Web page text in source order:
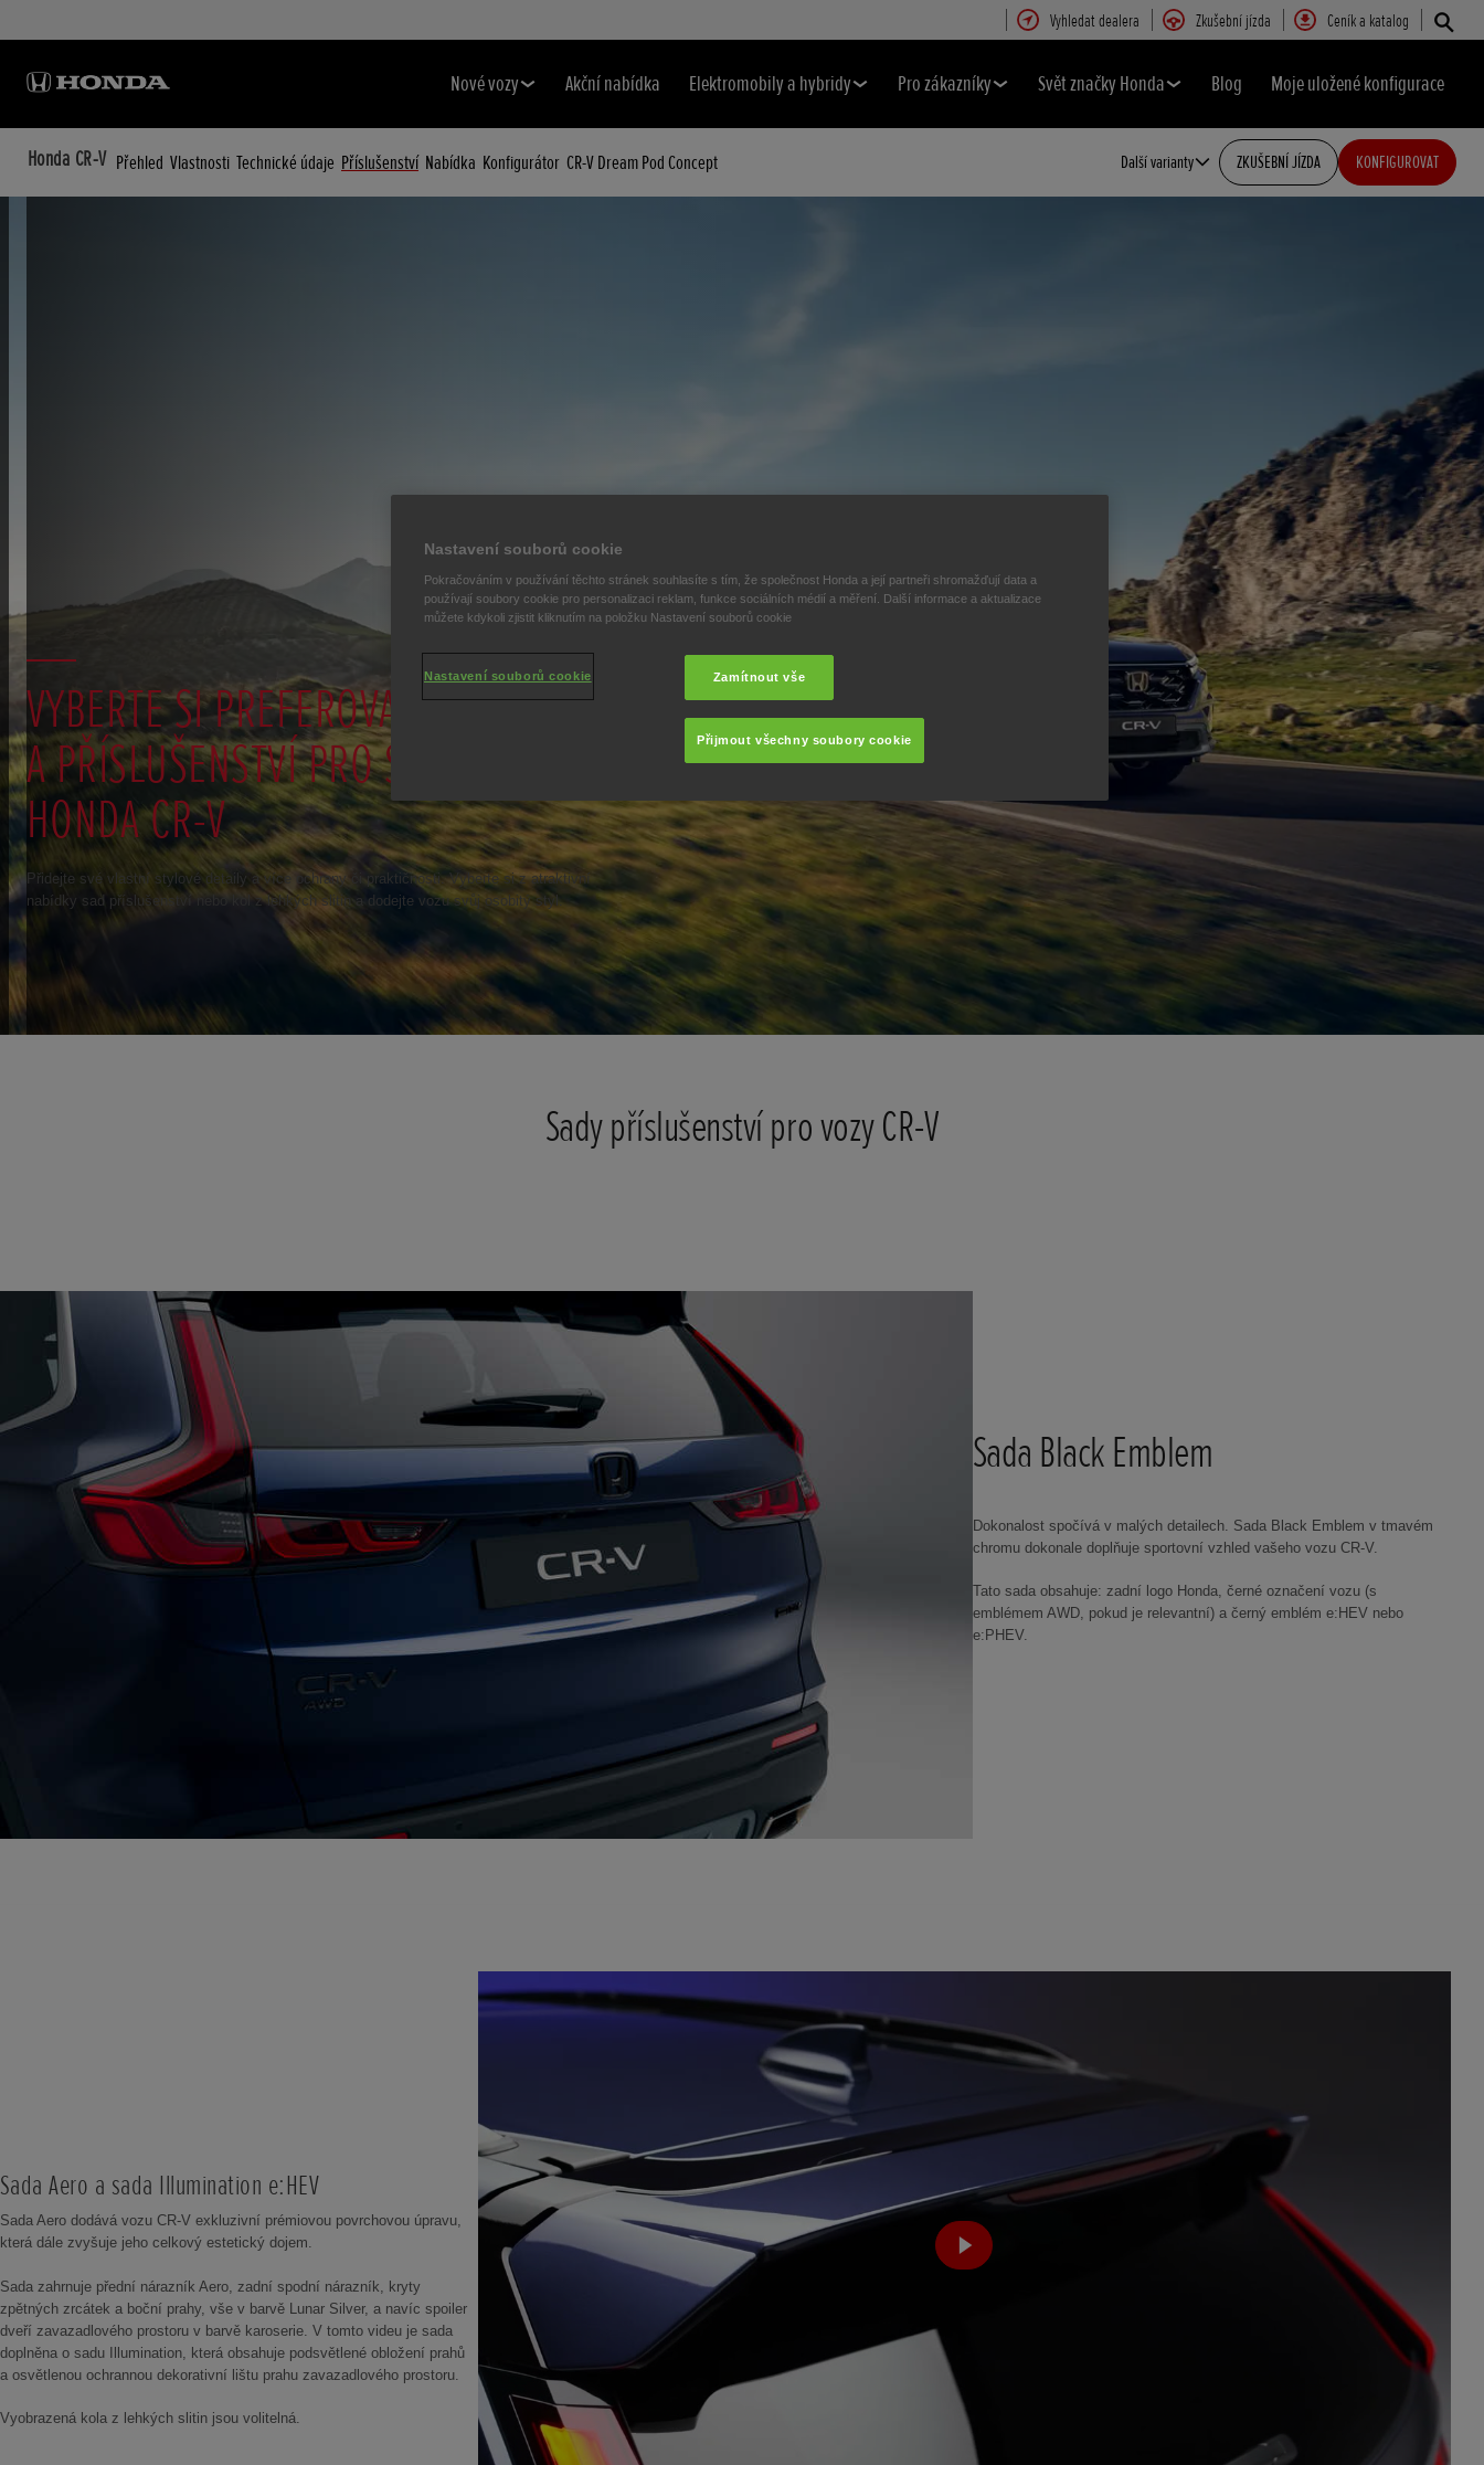
Vyhledat dealera Zkušební jízda Ceník a katalog
Nové vozy Akční nabídka Elektromobily a hybridy Pro zákazníky Svět značky Honda Blog Moje uložené konfigurace
Honda CR-V Přehled Vlastnosti Technické údaje Příslušenství Nabídka Konfigurátor CR-V Dream Pod Concept Další varianty ZKUŠEBNÍ JÍZDA KONFIGUROVAT
VYBERTE SI PREFEROVANÉ SADY
A PŘÍSLUŠENSTVÍ PRO SVŮJ VŮZ
HONDA CR-V
Přidejte své vlastní stylové detaily a více ochrany či praktičnosti. Vyberte si z atraktivní
nabídky sad příslušenství nebo kol z lehkých slitin a dodejte vozu svůj osobitý styl.
Sady příslušenství pro vozy CR-V
Sada Black Emblem
Dokonalost spočívá v malých detailech. Sada Black Emblem v tmavém
chromu dokonale doplňuje sportovní vzhled vašeho vozu CR-V.
Tato sada obsahuje: zadní logo Honda, černé označení vozu (s
emblémem AWD, pokud je relevantní) a černý emblém e:HEV nebo
e:PHEV.
Sada Aero a sada Illumination e:HEV
Sada Aero dodává vozu CR-V exkluzivní prémiovou povrchovou úpravu,
která dále zvyšuje jeho celkový estetický dojem.
Sada zahrnuje přední nárazník Aero, zadní spodní nárazník, kryty
zpětných zrcátek a boční prahy, vše v barvě Lunar Silver, a navíc spoiler
dveří zavazadlového prostoru v barvě karoserie. V tomto videu je sada
doplněna o sadu Illumination, která obsahuje podsvětlené obložení prahů
a osvětlenou ochrannou dekorativní lištu prahu zavazadlového prostoru.
Vyobrazená kola z lehkých slitin jsou volitelná.
Nastavení souborů cookie
Pokračováním v používání těchto stránek souhlasíte s tím, že společnost Honda a její partneři shromažďují data a
používají soubory cookie pro personalizaci reklam, funkce sociálních médií a měření. Další informace a aktualizace
můžete kdykoli zjistit kliknutím na položku Nastavení souborů cookie
Zamítnout vše
Přijmout všechny soubory cookie
Nastavení souborů cookie